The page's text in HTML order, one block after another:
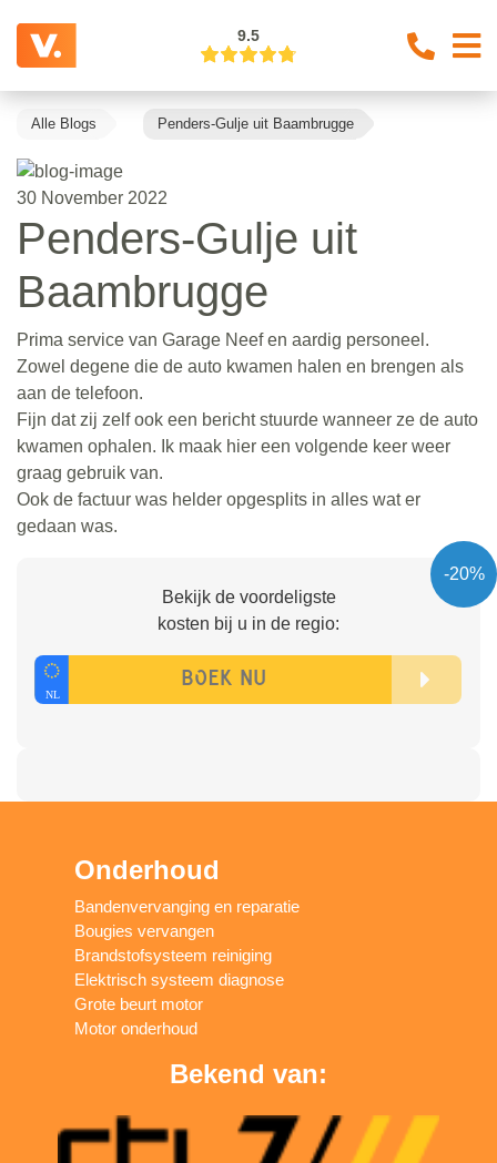
9.5
Alle Blogs Penders-Gulje uit Baambrugge
30 November 2022
Penders-Gulje uit
Baambrugge
Prima service van Garage Neef en aardig personeel.
Zowel degene die de auto kwamen halen en brengen als
aan de telefoon.
Fijn dat zij zelf ook een bericht stuurde wanneer ze de auto
kwamen ophalen. Ik maak hier een volgende keer weer
graag gebruik van.
Ook de factuur was helder opgesplits in alles wat er
gedaan was.
-20%
Bekijk de voordeligste
kosten bij u in de regio:
Onderhoud
Bandenvervanging en reparatie
Bougies vervangen
Brandstofsysteem reiniging
Elektrisch systeem diagnose
Grote beurt motor
Motor onderhoud
Bekend van: